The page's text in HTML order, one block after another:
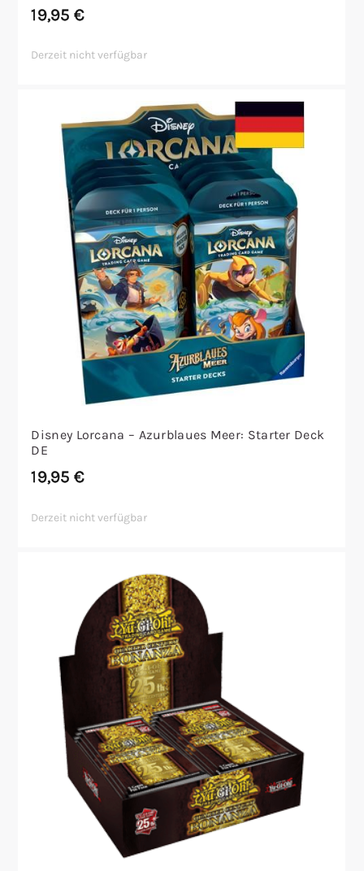
19,95€
Derzeit nicht verfügbar
Disney Lorcana – Azurblaues Meer: Starter Deck
DE
19,95€
Derzeit nicht verfügbar